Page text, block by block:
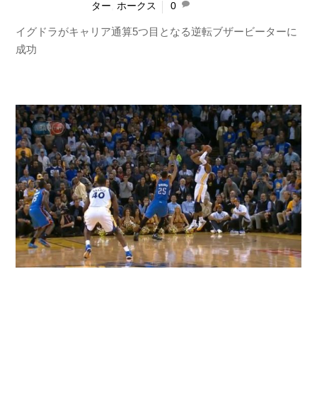
ター ,ホークス 0
イグドラがキャリア通算5つ目となる逆転ブザービーターに
成功